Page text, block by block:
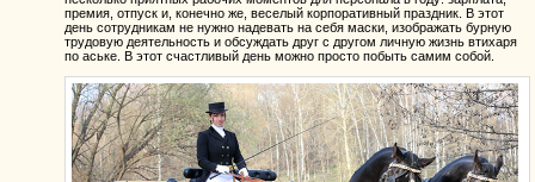
премия, отпуск и, конечно же, веселый корпоративный праздник. В этот
день сотрудникам не нужно надевать на себя маски, изображать бурную
трудовую деятельность и обсуждать друг с другом личную жизнь втихаря
по аське. В этот счастливый день можно просто побыть самим собой.